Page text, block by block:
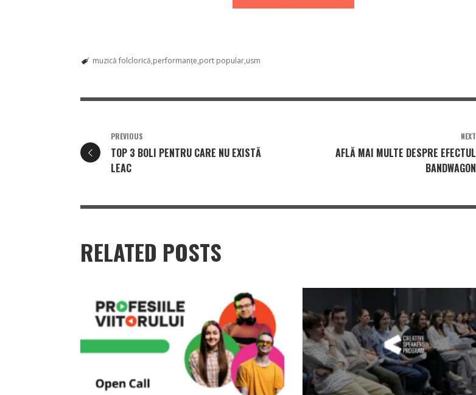
muzică folclorică performanțe port popular usm
PREVIOUS
TOP 3 BOLI PENTRU CARE NU EXISTĂ
LEAC
NEXT
AFLĂ MAI MULTE DESPRE EFECTUL
BANDWAGON
RELATED POSTS